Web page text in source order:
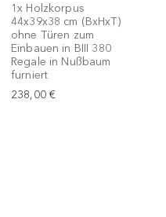
1x Holzkorpus
44x39x38 cm (BxHxT)
ohne Türen zum
Einbauen in BIII 380
Regale in Nußbaum
furniert
238,00 €